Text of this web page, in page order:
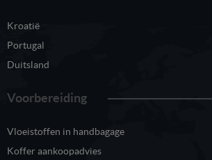
Kroatië
Portugal
Duitsland
Voorbereiding
Vloeistoffen in handbagage
Koffer aankoopadvies